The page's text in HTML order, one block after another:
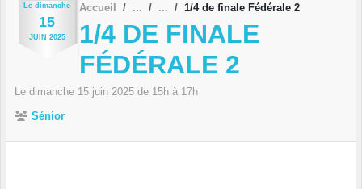
Le dimanche
15
JUIN 2025
Accueil 1/4 de finale Fédérale 2
1/4 DE FINALE
FÉDÉRALE 2
Le dimanche 15 juin 2025 de 15h à 17h
Sénior